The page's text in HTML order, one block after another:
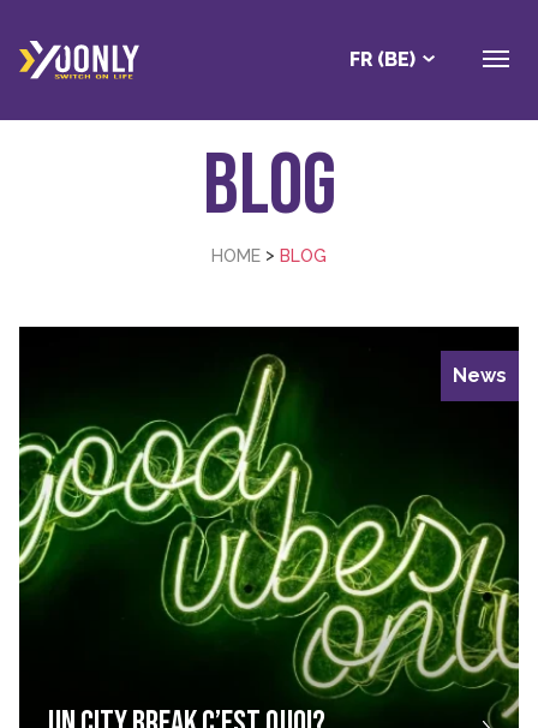
FR (BE)
Blog
HOME > BLOG
News